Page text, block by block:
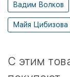
Вадим Волков
Майя Цибизова
C этим